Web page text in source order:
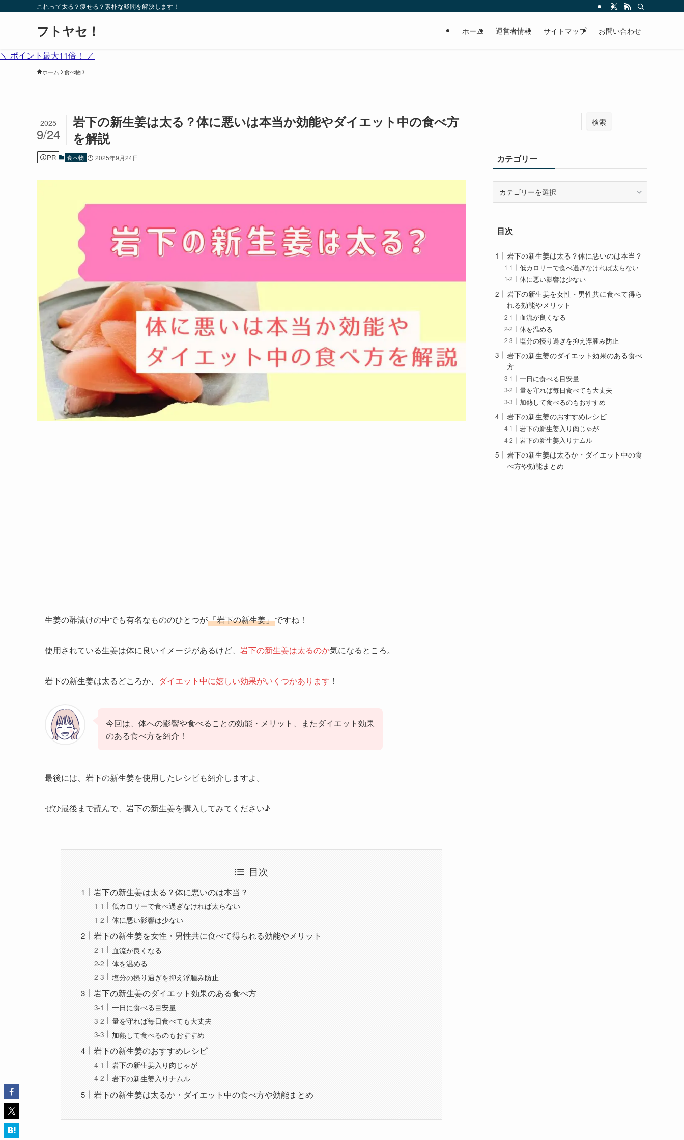
これって太る？痩せる？素朴な疑問を解決します！
フトヤセ！ ホーム 運営者情報 サイトマップ お問い合わせ
＼ ポイント最大11倍！ ／
ホーム 食べ物
岩下の新生姜は太る？体に悪いは本当か効能やダイエット中の食べ方
を解説
2025
9/24
PR 食べ物 2025年9月24日
生姜の酢漬けの中でも有名なもののひとつが「岩下の新生姜」ですね！
使用されている生姜は体に良いイメージがあるけど、 岩下の新生姜は太るのか気になるところ。
岩下の新生姜は太るどころか、 ダイエット中に嬉しい効果がいくつかあります ！
今回は、体への影響や食べることの効能・メリット、またダイエット効果
のある食べ方を紹介！
最後には、岩下の新生姜を使用したレシピも紹介しますよ。
ぜひ最後まで読んで、岩下の新生姜を購入してみてください♪
目次
岩下の新生姜は太る？体に悪いのは本当？
低カロリーで食べ過ぎなければ太らない
体に悪い影響は少ない
岩下の新生姜を女性・男性共に食べて得られる効能やメリット
血流が良くなる
体を温める
塩分の摂り過ぎを抑え浮腫み防止
岩下の新生姜のダイエット効果のある食べ方
一日に食べる目安量
量を守れば毎日食べても大丈夫
加熱して食べるのもおすすめ
岩下の新生姜のおすすめレシピ
岩下の新生姜入り肉じゃが
岩下の新生姜入りナムル
岩下の新生姜は太るか・ダイエット中の食べ方や効能まとめ
検索
カテゴリー
ー目次
岩下の新生姜は太る？体に悪いのは本当？
低カロリーで食べ過ぎなければ太らない
体に悪い影響は少ない
岩下の新生姜を女性・男性共に食べて得ら
れる効能やメリット
血流が良くなる
体を温める
塩分の摂り過ぎを抑え浮腫み防止
岩下の新生姜のダイエット効果のある食べ
方
一日に食べる目安量
量を守れば毎日食べても大丈夫
加熱して食べるのもおすすめ
岩下の新生姜のおすすめレシピ
岩下の新生姜入り肉じゃが
岩下の新生姜入りナムル
岩下の新生姜は太るか・ダイエット中の食
べ方や効能まとめ